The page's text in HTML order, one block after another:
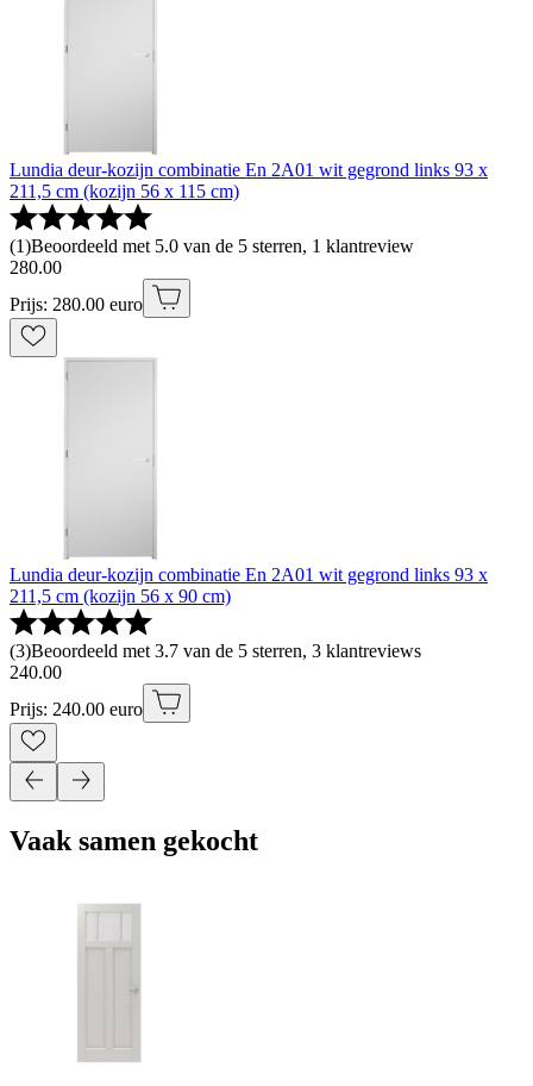
Lundia deur-kozijn combinatie En 2A01 wit gegrond links 93 x
211,5 cm (kozijn 56 x 115 cm)
(1)Beoordeeld met 5.0 van de 5 sterren, 1 klantreview
280.00
Prijs: 280.00 euro
Lundia deur-kozijn combinatie En 2A01 wit gegrond links 93 x
211,5 cm (kozijn 56 x 90 cm)
(3)Beoordeeld met 3.7 van de 5 sterren, 3 klantreviews
240.00
Prijs: 240.00 euro
Vaak samen gekocht